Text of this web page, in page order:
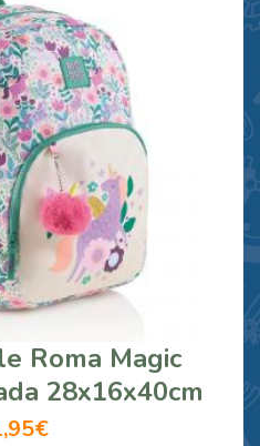
Roma Magic
28x16x40cm